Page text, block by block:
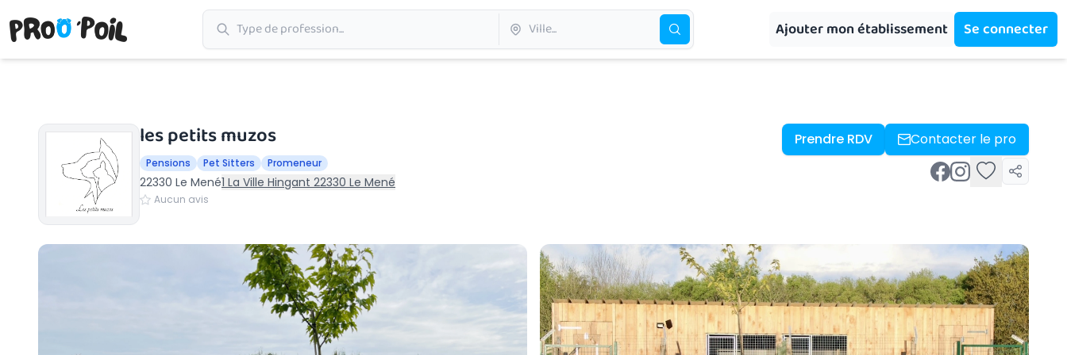
Ajouter mon établissement Se connecter
Accueil›Le Mené les petits muzos
les petits muzos
Pensions Pet Sitters Promeneur
22330 Le Mené1 La Ville Hingant 22330 Le Mené
Aucun avis
Prendre RDV Contacter le pro